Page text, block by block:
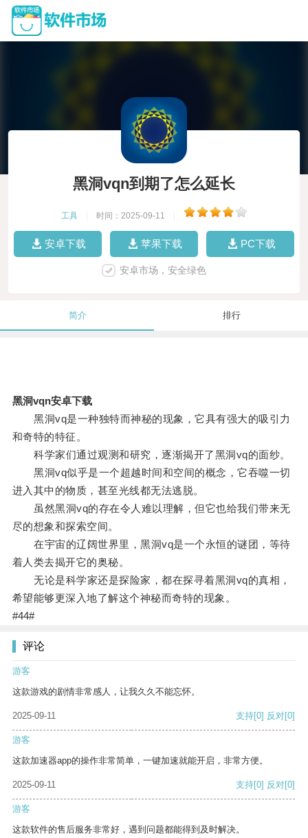
黑洞vqn到期了怎么延长
工具 时间：2025-09-11
安卓下载 苹果下载 PC下载
安卓市场，安全绿色
简介 排行
黑洞vqn安卓下载
黑洞vq是一种独特而神秘的现象，它具有强大的吸引力
和奇特的特征。
科学家们通过观测和研究，逐渐揭开了黑洞vq的面纱。
黑洞vq似乎是一个超越时间和空间的概念，它吞噬一切
进入其中的物质，甚至光线都无法逃脱。
虽然黑洞vq的存在令人难以理解，但它也给我们带来无
尽的想象和探索空间。
在宇宙的辽阔世界里，黑洞vq是一个永恒的谜团，等待
着人类去揭开它的奥秘。
无论是科学家还是探险家，都在探寻着黑洞vq的真相，
希望能够更深入地了解这个神秘而奇特的现象。
#44#
评论
游客
这款游戏的剧情非常感人，让我久久不能忘怀。
2025-09-11 支持[0] 反对[0]
游客
这款加速器app的操作非常简单，一键加速就能开启，非常方便。
2025-09-11 支持[0] 反对[0]
游客
这款软件的售后服务非常好，遇到问题都能得到及时解决。